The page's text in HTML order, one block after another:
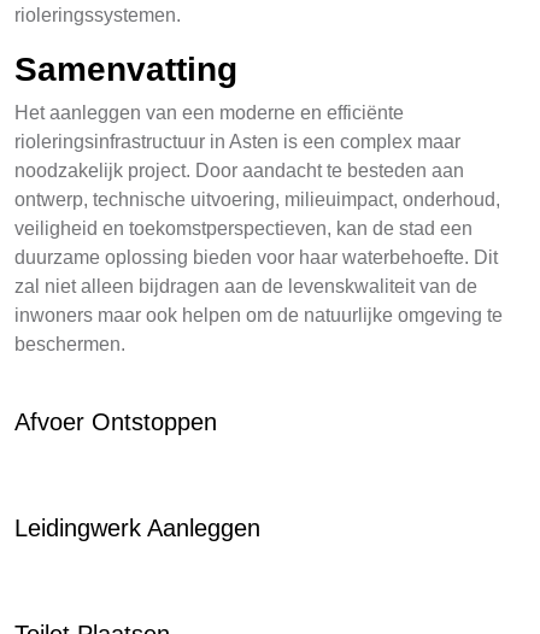
rioleringssystemen.
Samenvatting
Het aanleggen van een moderne en efficiënte
rioleringsinfrastructuur in Asten is een complex maar
noodzakelijk project. Door aandacht te besteden aan
ontwerp, technische uitvoering, milieuimpact, onderhoud,
veiligheid en toekomstperspectieven, kan de stad een
duurzame oplossing bieden voor haar waterbehoefte. Dit
zal niet alleen bijdragen aan de levenskwaliteit van de
inwoners maar ook helpen om de natuurlijke omgeving te
beschermen.
Afvoer Ontstoppen
Leidingwerk Aanleggen